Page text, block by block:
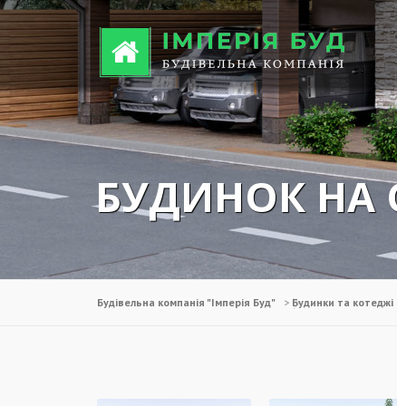
Перейти до вмісту
БУДИНОК НА
Будівельна компанія "Імперія Буд" > Будинки та котеджі